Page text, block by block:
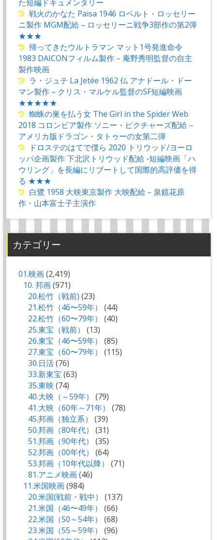
た短編ドキュメンタリー
戦火のかなた Paisa 1946 ロベルト・ロッセリー
ニ製作 MGM配給 – ロッセリーニ戦争3部作の第2弾
★★★
帰ってきたウルトラマン マット1号発進命令
1983 DAICONフィルム製作 – 庵野秀明監督の自主
製作映画
ラ・ジュテ La Jetée 1962 仏 アナドール・ドー
マン製作 – クリス・マルケル監督のSF短編映画
★★★★★
蜘蛛の巣を払う女 The Girl in the Spider Web
2018 コロンビア製作 ソニー・ピクチャーズ配給 –
アメリカ版ドラゴン・タトゥーの女第二弾
ドロステのはてで僕ら 2020 トリウッド/ヨーロ
ッパ企画製作 下北沢トリウッド配給 -短編映画「ハ
ウリング」を長編にリブートして国際的高評価を得
る ★★★
白鷺 1958 大映東京製作 大映配給 – 泉鏡花原
作・山本富士子主演作
カテゴリー
01.映画(2,419)
10. 邦画(971)
20.松竹（戦前) (23)
21.松竹（46〜59年）
(44)
22.松竹（60〜79年）
(40)
25.東宝（戦前）
(13)
26.東宝（46〜59年）
(85)
27.東宝（60〜79年）
(115)
30.日活(76)
33.新東宝 (63)
35.東映 (74)
40.大映（～59年）
(79)
41.大映（60年～71年）
(78)
45.邦画（独立系）
(39)
50.邦画（80年代）
(31)
51.邦画（90年代）
(35)
52.邦画（00年代）
(64)
53.邦画（10年代以降）
(71)
81.アニメ映画(46)
11.米国映画(984)
20.米国(戦前・戦中）
(137)
21.米国（46〜49年）
(66)
22.米国（50～54年）
(68)
23.米国（55～59年）
(96)